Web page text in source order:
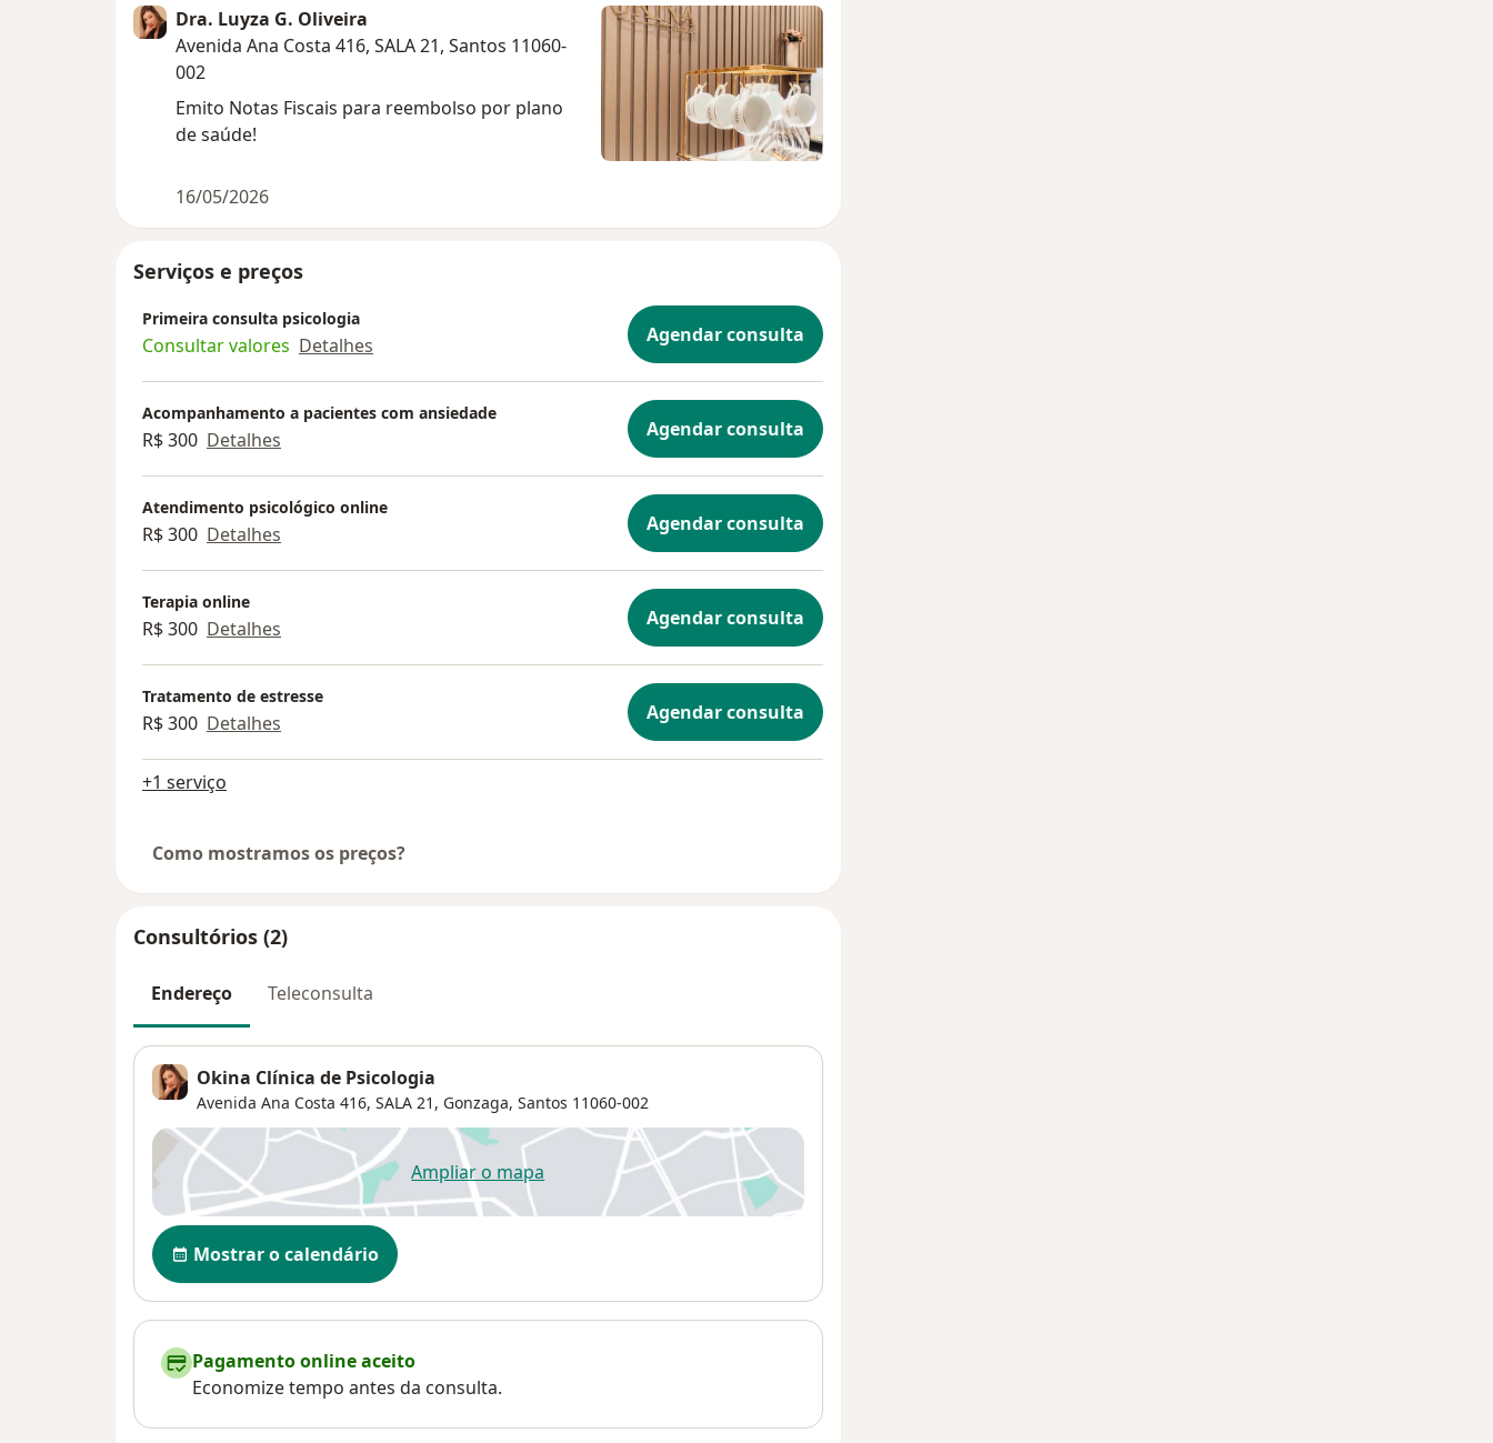
Dra. Luyza G. Oliveira
Avenida Ana Costa 416, SALA 21, Santos 11060-
002
Emito Notas Fiscais para reembolso por plano
de saúde!
16/05/2026
Serviços e preços
Primeira consulta psicologia
Consultar valores Detalhes Agendar consulta
Acompanhamento a pacientes com ansiedade
R$ 300 Detalhes Agendar consulta
Atendimento psicológico online
R$ 300 Detalhes Agendar consulta
Terapia online
R$ 300 Detalhes Agendar consulta
Tratamento de estresse
R$ 300 Detalhes Agendar consulta
+1 serviço
Como mostramos os preços?
Consultórios (2)
Endereço Teleconsulta
Okina Clínica de Psicologia
Avenida Ana Costa 416, SALA 21, Gonzaga, Santos 11060-002
Ampliar o mapaabre num novo separador
Disponibilidade
Mostrar o calendário
Pagamento online aceito
Economize tempo antes da consulta.